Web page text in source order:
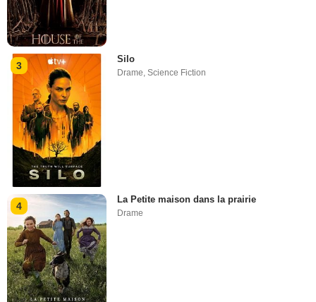
3
Silo
Drame,Science Fiction
4
La Petite maison dans la prairie
Drame